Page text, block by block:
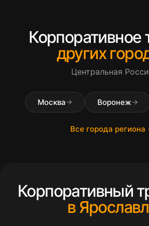
Корпоративное
других
Центральная
Москва→ Воронеж→
Все города региона
Корпоративный
в